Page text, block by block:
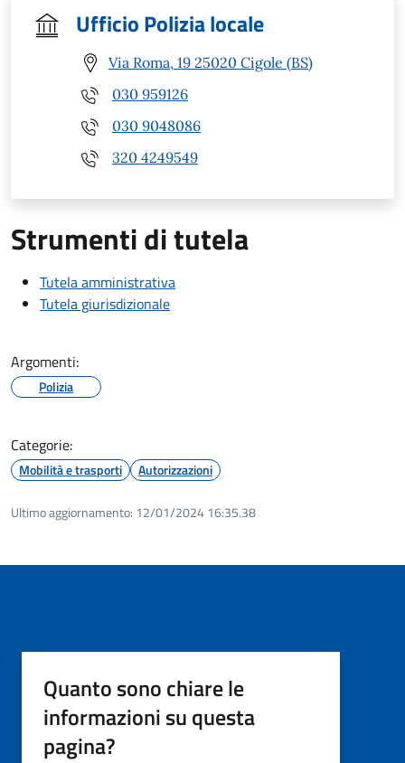
Ufficio Polizia locale
Via Roma, 19 25020 Cigole (BS)
030 959126
030 9048086
320 4249549
Strumenti di tutela
Tutela amministrativa
Tutela giurisdizionale
Argomenti:
Polizia
Categorie:
Mobilità e trasporti Autorizzazioni
Ultimo aggiornamento: 12/01/2024 16:35.38
Quanto sono chiare le
informazioni su questa
pagina?